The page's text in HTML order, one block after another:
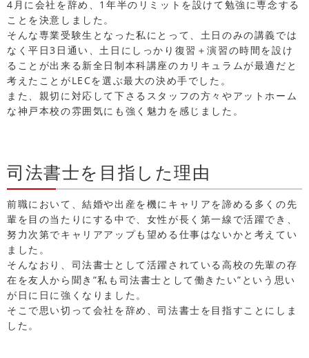
4月に会社を辞め、1年半のリミットを設けて勉強に専念する
ことを決意しました。
そんな専業受験生となった私にとって、土日のみの講義では
なく平日3日通い、土日にしっかり復習＋演習の時間を設け
ることが出来る新全日制本科講座のカリキュラムが最適だと
考えたことがLECを選ぶ最大の決め手でした。
また、親切に対応して下さるスタッフの方々やアットホーム
な神戸本校の雰囲気にも強く魅力を感じました。
司法書士を目指した理由
前職において、結婚や出産を機にキャリアを諦める多くの先
輩を目の当たりにする中で、女性が長く第一線で活躍でき、
努力次第でキャリアアップも望める仕事はないかと考えてい
ました。
そんなおり、司法書士として活躍されている高校の先輩の存
在を友人から聞き”私も司法書士として働きたい”という思い
が日に日に強くなりました。
そこで思い切って会社を辞め、司法書士を目指すことにしま
した。